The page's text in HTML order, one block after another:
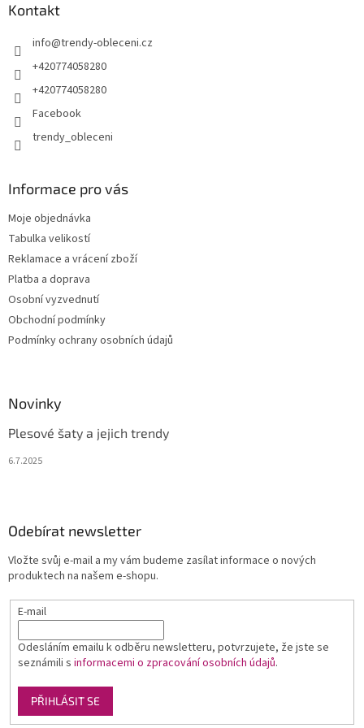
Kontakt
info@trendy-obleceni.cz
+420774058280
+420774058280
Facebook
trendy_obleceni
Informace pro vás
Moje objednávka
Tabulka velikostí
Reklamace a vrácení zboží
Platba a doprava
Osobní vyzvednutí
Obchodní podmínky
Podmínky ochrany osobních údajů
Novinky
Plesové šaty a jejich trendy
6.7.2025
Odebírat newsletter
Vložte svůj e-mail a my vám budeme zasílat informace o nových
produktech na našem e-shopu.
E-mail
Odesláním emailu k odběru newsletteru, potvrzujete, že jste se
seznámili s informacemi o zpracování osobních údajů.
PŘIHLÁSIT SE